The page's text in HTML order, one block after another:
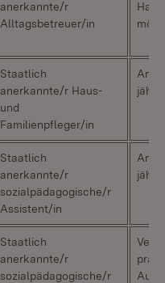
anerkannte/r
Alltagsbetreuer/in
Staatlich
anerkannte/r Haus-
und
Familienpfleger/in
Staatlich
anerkannte/r
sozialpädagogische/r
Assistent/in
Staatlich
anerkannte/r
sozialpädagogische/r